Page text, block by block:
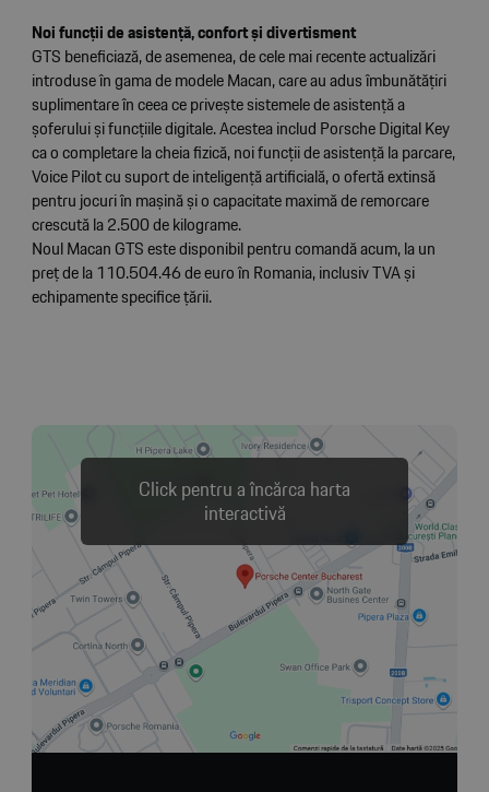
Noi funcții de asistență, confort și divertisment
GTS beneficiază, de asemenea, de cele mai recente actualizări
introduse în gama de modele Macan, care au adus îmbunătățiri
suplimentare în ceea ce privește sistemele de asistență a
șoferului și funcțiile digitale. Acestea includ Porsche Digital Key
ca o completare la cheia fizică, noi funcții de asistență la parcare,
Voice Pilot cu suport de inteligență artificială, o ofertă extinsă
pentru jocuri în mașină și o capacitate maximă de remorcare
crescută la 2.500 de kilograme.
Noul Macan GTS este disponibil pentru comandă acum, la un
preț de la 110.504.46 de euro în Romania, inclusiv TVA și
echipamente specifice țării.
Click pentru a încărca harta
interactivă